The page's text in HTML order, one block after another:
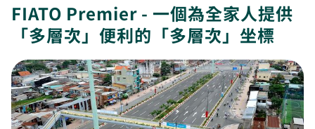
FIATO Premier - 一個為全家人提供
「多層次」便利的「多層次」坐標